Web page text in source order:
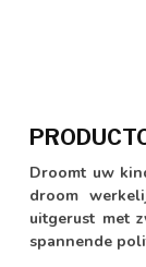
Droomt uw
droom
uitgerust met
spannende